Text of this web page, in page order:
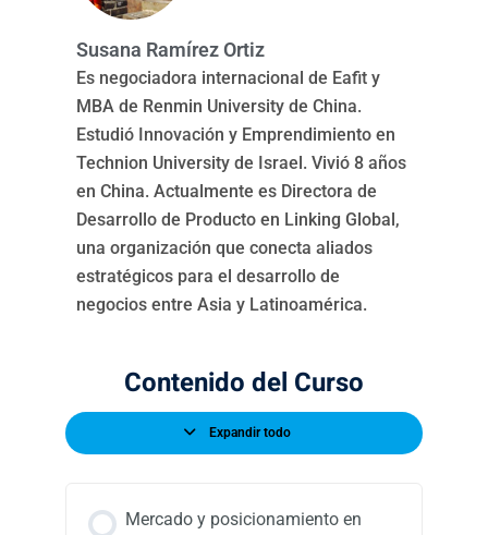
Susana Ramírez Ortiz
Es negociadora internacional de Eafit y
MBA de Renmin University de China.
Estudió Innovación y Emprendimiento en
Technion University de Israel. Vivió 8 años
en China. Actualmente es Directora de
Desarrollo de Producto en Linking Global,
una organización que conecta aliados
estratégicos para el desarrollo de
negocios entre Asia y Latinoamérica.
Contenido del Curso
Expandir todo
Mercado y posicionamiento en